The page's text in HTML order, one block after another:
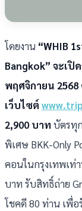
โดยงาน “WHIB
Bangkok” จะเปิ
พฤศจิกายน 2568
เว็บไซต์
2,900 บาท บัตรทุ
พิเศษ BKK-Only
คอนในกรุงเทพเท่
บาท รับสิทธิ์ถ่าย
โชคดี 80 ท่าน เพื่